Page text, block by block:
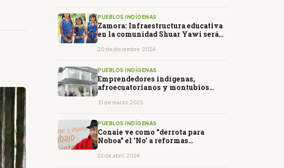
PUEBLOS INDÍGENAS
Zamora: Infraestructura educativa
en la comunidad Shuar Yawi será
20 de diciembre, 2024
PUEBLOS INDÍGENAS
Emprendedores indígenas,
afroecuatorianos y montubios
31 de marzo, 2025
PUEBLOS INDÍGENAS
Conaie ve como "derrota para
Noboa" el 'No' a reformas
22 de abril, 2024